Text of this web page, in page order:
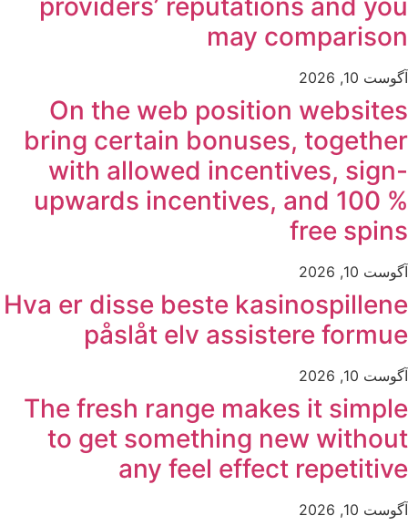
providers’ reputations and you
may comparison
آگوست 10, 2026
On the web position websites
bring certain bonuses, together
with allowed incentives, sign-
upwards incentives, and 100 %
free spins
آگوست 10, 2026
Hva er disse beste kasinospillene
påslåt elv assistere formue
آگوست 10, 2026
The fresh range makes it simple
to get something new without
any feel effect repetitive
آگوست 10, 2026